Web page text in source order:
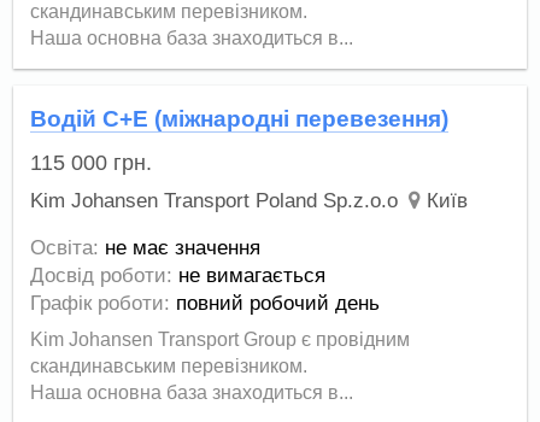
скандинавським перевізником.
Наша основна база знаходиться в...
Водій С+Е (міжнародні перевезення)
115 000 грн.
Kim Johansen Transport Poland Sp.z.o.o Київ
Освіта: не має значення
Досвід роботи: не вимагається
Графік роботи: повний робочий день
Kim Johansen Transport Group є провідним
скандинавським перевізником.
Наша основна база знаходиться в...